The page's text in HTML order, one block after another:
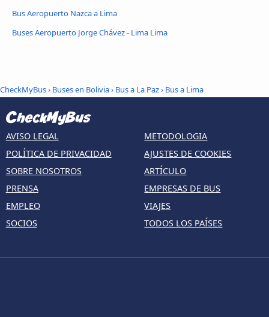
Bus Aeropuerto Nazca a Lima
Buses Aeropuerto Jorge Chávez - Lima Lima
CheckMyBus› Buses en Bolivia› Bus a La Paz› Bus a Lima
AVISO LEGAL
POLÍTICA DE PRIVACIDAD
SOBRE NOSOTROS
PRENSA
EMPLEO
SOCIOS
METODOLOGIA
AJUSTES DE COOKIES
ARTÍCULO
EMPRESAS DE BUS
VIAJES
TODOS LOS PAÍSES